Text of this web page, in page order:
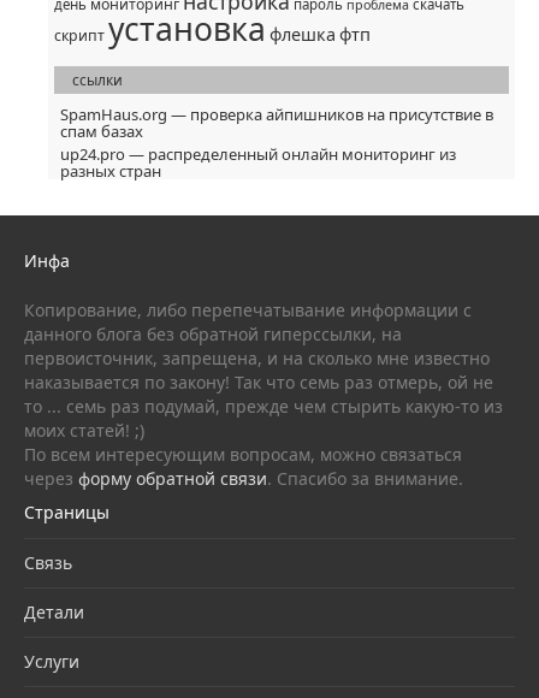
день пароль проблема скачать
скриптустановка флешка фтп
ссылки
SpamHaus.org — проверка айпишников на присутствие в
спам базах
up24.pro — распределенный онлайн мониторинг из
разных стран
Инфа
Копирование, либо перепечатывание информации с
данного блога без обратной гиперссылки, на
первоисточник, запрещена, и на сколько мне известно
наказывается по закону! Так что семь раз отмерь, ой не
то ... семь раз подумай, прежде чем стырить какую-то из
моих статей! ;)
По всем интересующим вопросам, можно связаться
через форму обратной связи. Спасибо за внимание.
Страницы
Связь
Детали
Услуги